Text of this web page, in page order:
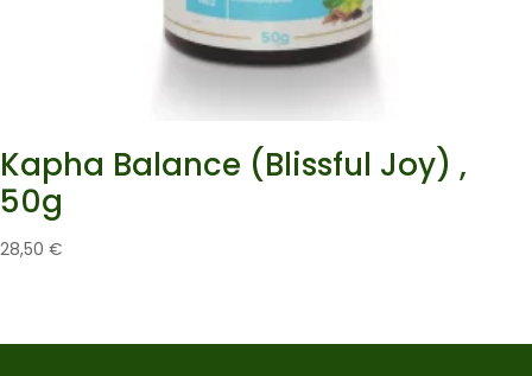
Kapha Balance (Blissful Joy) ,
50g
28,50 €